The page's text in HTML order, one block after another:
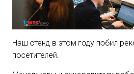
Наш стенд в этом году побил
посетителей.